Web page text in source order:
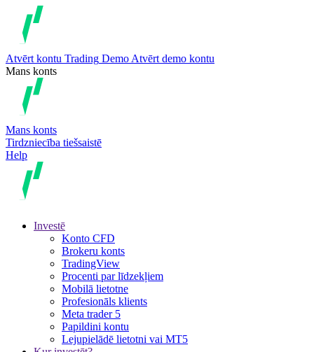
Atvērt kontu Trading Demo Atvērt demo kontu
Mans konts
Mans konts
Tirdzniecība tiešsaistē
Help
Investē
Konto CFD
Brokeru konts
TradingView
Procenti par līdzekļiem
Mobilā lietotne
Profesionāls klients
Meta trader 5
Papildini kontu
Lejupielādē lietotni vai MT5